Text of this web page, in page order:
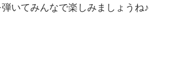
いてみんなで楽しみましょうね♪